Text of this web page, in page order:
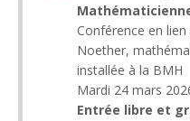
Conférence en
Noether,
installée à la BMH
Mardi 24 mars
Entrée libre et